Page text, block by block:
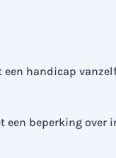
een handicap
een beperking over